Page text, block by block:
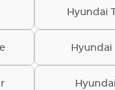
Hyundai
Hyundai